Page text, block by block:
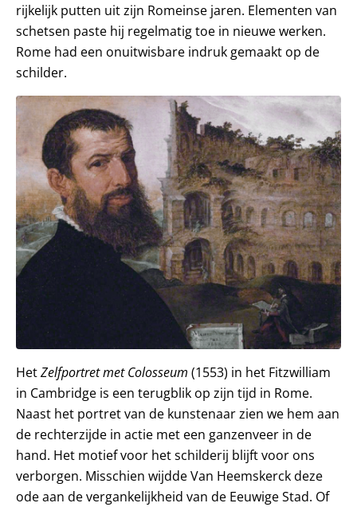
rijkelijk putten uit zijn Romeinse jaren. Elementen van
schetsen paste hij regelmatig toe in nieuwe werken.
Rome had een onuitwisbare indruk gemaakt op de
schilder.
HetZelfportret met Colosseum (1553) in het Fitzwilliam
in Cambridge is een terugblik op zijn tijd in Rome.
Naast het portret van de kunstenaar zien we hem aan
de rechterzijde in actie met een ganzenveer in de
hand. Het motief voor het schilderij blijft voor ons
verborgen. Misschien wijdde Van Heemskerck deze
ode aan de vergankelijkheid van de Eeuwige Stad. Of